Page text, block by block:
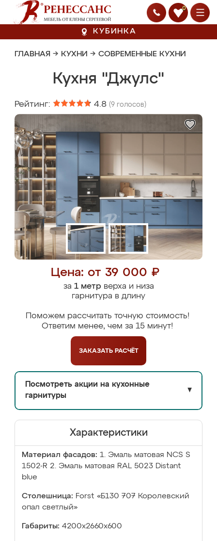
0
КУБИНКА
ГЛАВНАЯ → КУХНИ → СОВРЕМЕННЫЕ КУХНИ
Кухня "Джулс"
Рейтинг: 4.8 (9 голосов)
Цена: от 39 000 ₽
за 1 метрверха и низа
гарнитура в длину
Поможем рассчитать точную стоимость!
Ответим менее, чем за 15 минут!
ЗАКАЗАТЬ РАСЧЁТ
Посмотреть акции на кухонные
гарнитуры
▼
Характеристики
Материал фасадов: 1. Эмаль матовая NCS S
1502-R 2. Эмаль матовая RAL 5023 Distant
blue
Столешница: Forst «Б130 707 Королевский
опал светлый»
Габариты: 4200х2660х600